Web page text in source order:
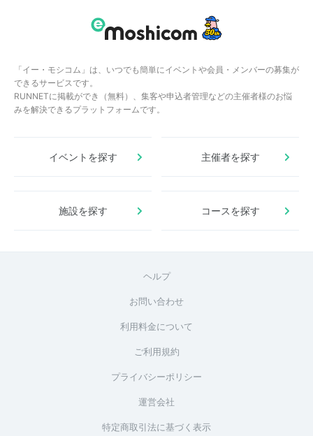
「イー・モシコム」は、いつでも簡単にイベントや会員・メンバーの募集が
できるサービスです。
RUNNETに掲載ができ（無料）、集客や申込者管理などの主催者様のお悩
みを解決できるプラットフォームです。
イベントを探す 主催者を探す
施設を探す コースを探す
ヘルプ
お問い合わせ
利用料金について
ご利用規約
プライバシーポリシー
運営会社
特定商取引法に基づく表示